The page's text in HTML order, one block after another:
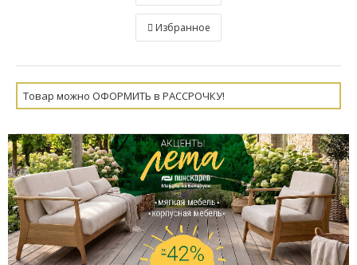
Избранное
Товар можно ОФОРМИТЬ в РАССРОЧКУ!